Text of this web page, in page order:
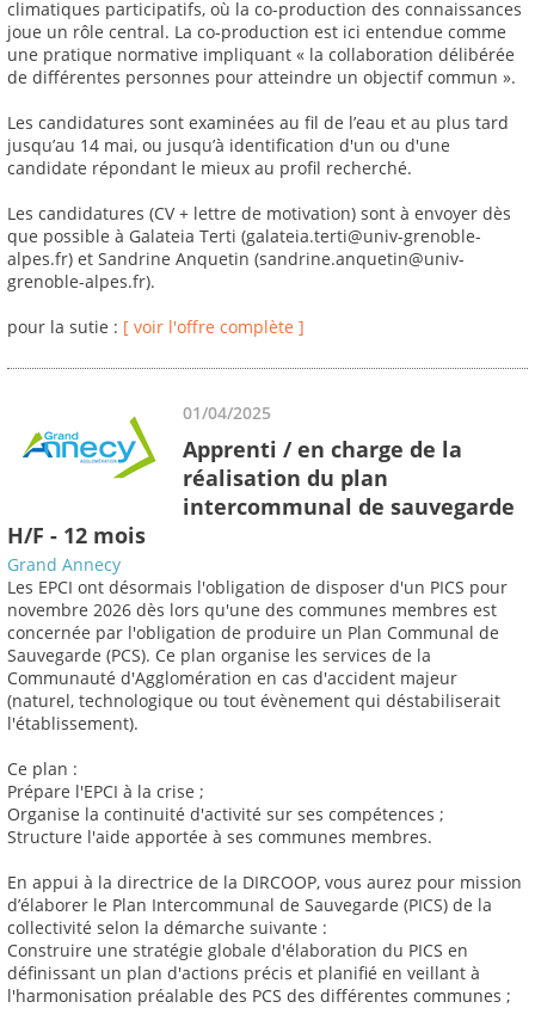
climatiques participatifs, où la co-production des connaissances
joue un rôle central. La co-production est ici entendue comme
une pratique normative impliquant « la collaboration délibérée
de différentes personnes pour atteindre un objectif commun ».
Les candidatures sont examinées au fil de l’eau et au plus tard
jusqu’au 14 mai, ou jusqu’à identification d'un ou d'une
candidate répondant le mieux au profil recherché.
Les candidatures (CV + lettre de motivation) sont à envoyer dès
que possible à Galateia Terti (galateia.terti@univ-grenoble-
alpes.fr) et Sandrine Anquetin (sandrine.anquetin@univ-
grenoble-alpes.fr).
pour la sutie : [ voir l'offre complète ]
01/04/2025
Apprenti / en charge de la
réalisation du plan
intercommunal de sauvegarde
H/F - 12 mois
Grand Annecy
Les EPCI ont désormais l'obligation de disposer d'un PICS pour
novembre 2026 dès lors qu'une des communes membres est
concernée par l'obligation de produire un Plan Communal de
Sauvegarde (PCS). Ce plan organise les services de la
Communauté d'Agglomération en cas d'accident majeur
(naturel, technologique ou tout évènement qui déstabiliserait
l'établissement).
Ce plan :
Prépare l'EPCI à la crise ;
Organise la continuité d'activité sur ses compétences ;
Structure l'aide apportée à ses communes membres.
En appui à la directrice de la DIRCOOP, vous aurez pour mission
d’élaborer le Plan Intercommunal de Sauvegarde (PICS) de la
collectivité selon la démarche suivante :
Construire une stratégie globale d'élaboration du PICS en
définissant un plan d'actions précis et planifié en veillant à
l'harmonisation préalable des PCS des différentes communes ;